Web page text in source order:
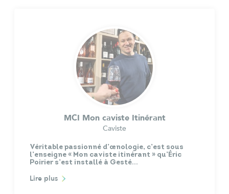
MCI Mon caviste Itinérant
Caviste
Véritable passionné d’œnologie, c’est sous
l’enseigne « Mon caviste itinérant » qu’Éric
Poirier s’est installé à Gesté…
Lire plus